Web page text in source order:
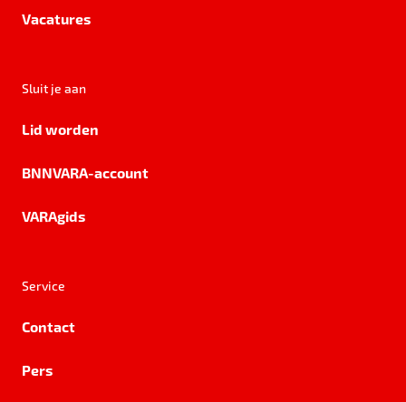
Vacatures
Sluit je aan
Lid worden
BNNVARA-account
VARAgids
Service
Contact
Pers